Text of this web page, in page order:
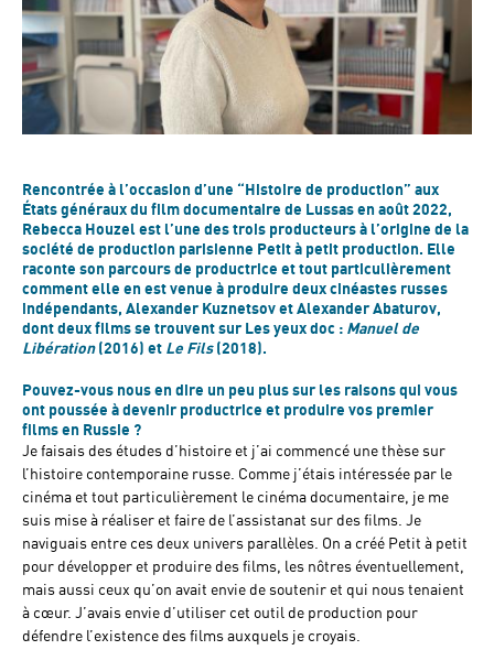
Rencontrée à l’occasion d’une “Histoire de production” aux
États généraux du film documentaire de Lussas en août 2022,
Rebecca Houzel est l’une des trois producteurs à l’origine de la
société de production parisienne Petit à petit production. Elle
raconte son parcours de productrice et tout particulièrement
comment elle en est venue à produire deux cinéastes russes
indépendants, Alexander Kuznetsov et Alexander Abaturov,
dont deux films se trouvent sur Les yeux doc : Manuel de
Libération(2016) et Le Fils(2018).
Pouvez-vous nous en dire un peu plus sur les raisons qui vous
ont poussée à devenir productrice et produire vos premier
films en Russie ?
Je faisais des études d’histoire et j’ai commencé une thèse sur
l’histoire contemporaine russe. Comme j’étais intéressée par le
cinéma et tout particulièrement le cinéma documentaire, je me
suis mise à réaliser et faire de l’assistanat sur des films. Je
naviguais entre ces deux univers parallèles. On a créé Petit à petit
pour développer et produire des films, les nôtres éventuellement,
mais aussi ceux qu’on avait envie de soutenir et qui nous tenaient
à cœur. J’avais envie d’utiliser cet outil de production pour
défendre l’existence des films auxquels je croyais.